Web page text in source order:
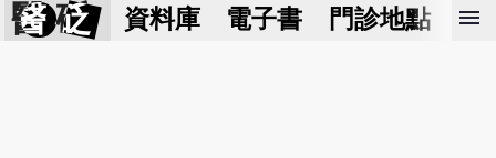
醫 砭 資料庫 電子書 門診地點 預
menu